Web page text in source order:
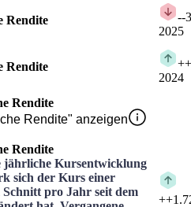
Rendite --
2025
Rendite +
2024
Rendite
Rendite" anzeigen
Rendite
jährliche Kursentwicklung
sich der Kurs einer
pro Jahr seit dem
+